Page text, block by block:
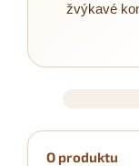
žvýkavé
O produktu